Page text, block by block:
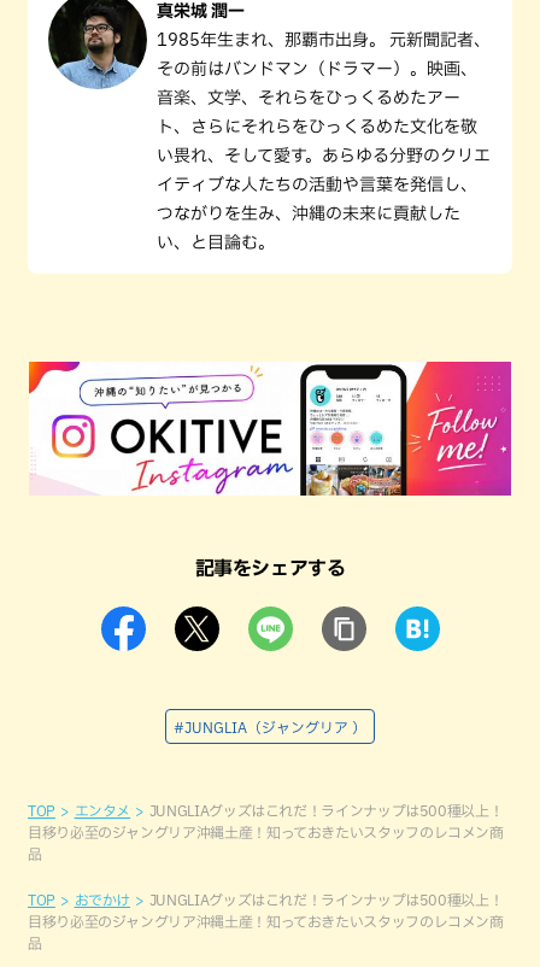
真栄城 潤一
1985年生まれ、那覇市出身。 元新聞記者、
その前はバンドマン（ドラマー）。映画、
音楽、文学、それらをひっくるめたアー
ト、さらにそれらをひっくるめた文化を敬
い畏れ、そして愛す。あらゆる分野のクリエ
イティブな人たちの活動や言葉を発信し、
つながりを生み、沖縄の未来に貢献した
い、と目論む。
記事をシェアする
#JUNGLIA（ジャングリア ）
TOP エンタメ
JUNGLIAグッズはこれだ！ラインナップは500種以上！
目移り必至のジャングリア沖縄土産！知っておきたいスタッフのレコメン商
品
TOP おでかけ
JUNGLIAグッズはこれだ！ラインナップは500種以上！
目移り必至のジャングリア沖縄土産！知っておきたいスタッフのレコメン商
品